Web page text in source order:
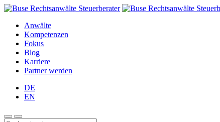
Anwälte
Kompetenzen
Fokus
Blog
Karriere
Partner werden
DE
EN